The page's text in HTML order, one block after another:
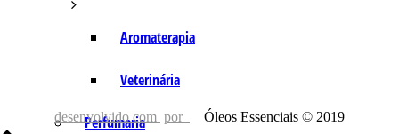
Aromaterapia
Veterinária
Perfumaria
desenvolvido com por Óleos Essenciais © 2019